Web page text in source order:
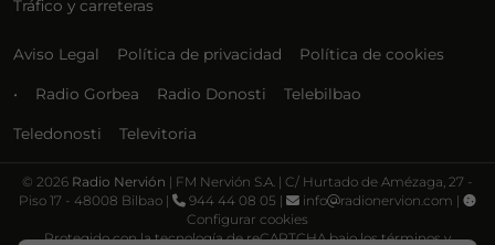
Tráfico y carreteras
Aviso Legal Política de privacidad Política de cookies
• Radio Gorbea Radio Donosti Telebilbao
Teledonosti Televitoria
© 2026 Radio Nervión | FM Nervión S.A. | C/ Hurtado de Amézaga, 27 -
Piso 17 - 48008 Bilbao |
944 44 08 05 | info
radionervion.com |
Configurar cookies
Protegido con la tecnología de reCAPTCHA bajo los términos y